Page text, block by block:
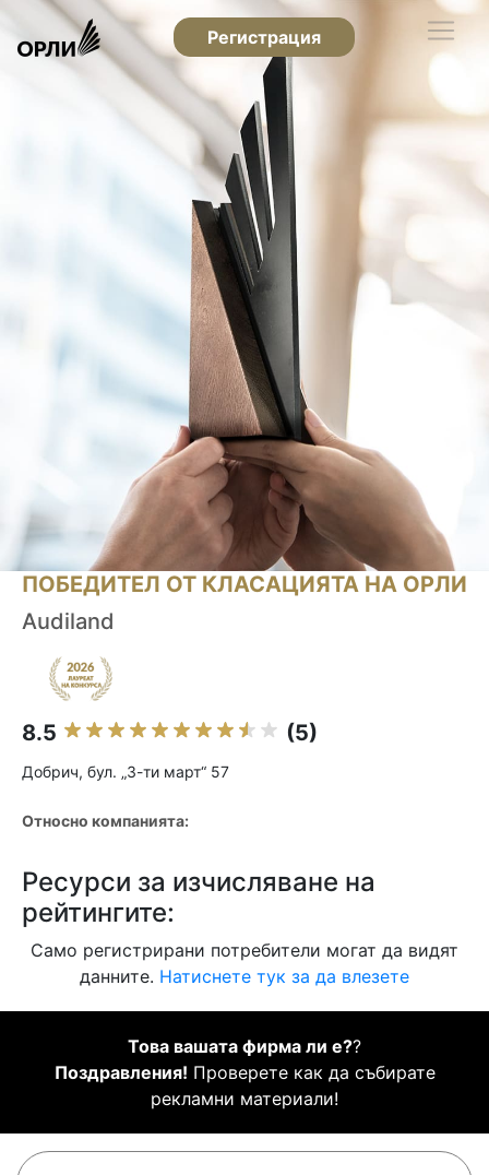
Регистрация
ПОБЕДИТЕЛ ОТ КЛАСАЦИЯТА НА ОРЛИ
Audiland
8.5 (5)
Добрич, бул. „3-ти март“ 57
Относно компанията:
Ресурси за изчисляване на
рейтингите:
Само регистрирани потребители могат да видят
данните. Натиснете тук за да влезете
Това вашата фирма ли е??
Поздравления! Проверете как да събирате
рекламни материали!